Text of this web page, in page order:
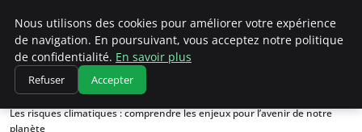
Climatedebtagents
Accueil
Changements climatiques
Les risques climatiques : comprendre les enjeux pour l’avenir de notre
planète
Nous utilisons des cookies pour améliorer votre expérience
de navigation. En poursuivant, vous acceptez notre politique
de confidentialité. En savoir plus
Refuser Accepter